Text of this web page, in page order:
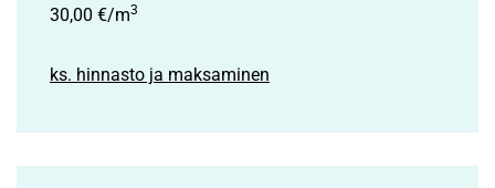
30,00 €/m3
ks. hinnasto ja maksaminen